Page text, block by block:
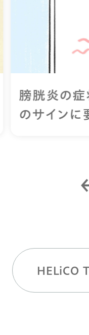
膀胱炎の症状
のサインに要
HELiCO